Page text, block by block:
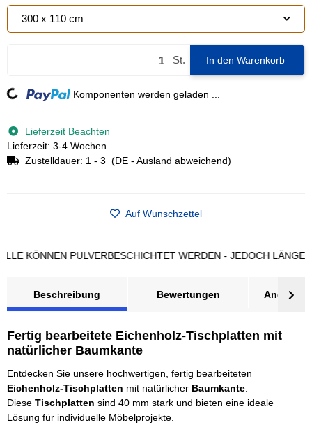
300 x 110 cm
St. In den Warenkorb
Loading... Komponenten werden geladen ...
Lieferzeit Beachten
Lieferzeit: 3-4 Wochen
Zustelldauer: 1 - 3 (DE - Ausland abweichend)
Auf Wunschzettel
KÖNNEN PULVERBESCHICHTET WERDEN - JEDOCH LÄNGERE
Beschreibung Bewertungen Angebot
Fertig bearbeitete Eichenholz-Tischplatten mit
natürlicher Baumkante
Entdecken Sie unsere hochwertigen, fertig bearbeiteten
Eichenholz-Tischplatten mit natürlicher Baumkante
Diese Tischplatten sind 40 mm stark und bieten eine ideale
Lösung für individuelle Möbelprojekte.